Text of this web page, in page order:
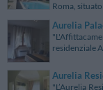
Roma,
Aurelia
residenziale
Aurelia
"L’Aurelia